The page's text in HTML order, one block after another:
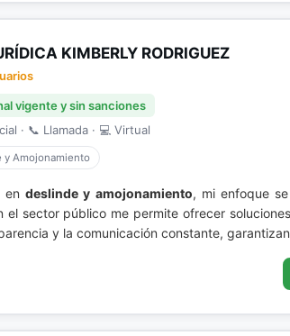
KIMBERLY RODRIGUEZ
vigente y sin sanciones
· 📞 Llamada · 💻 Virtual
y Amojonamiento
endeslinde y amojonamiento, mi enfoque
el sector público me permite ofrecer
y la comunicación constante,